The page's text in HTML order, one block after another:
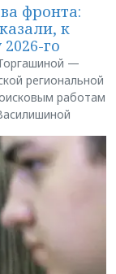
фронта:
к
го
—
региональной
работам